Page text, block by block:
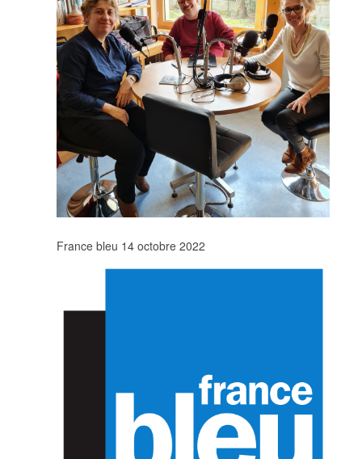
France bleu 14 octobre 2022